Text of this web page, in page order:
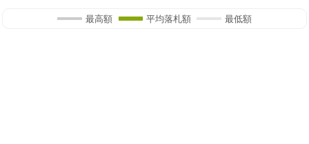
最高額 平均落札額 最低額